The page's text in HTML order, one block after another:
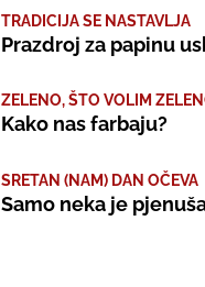
TRADICIJA SE NASTAVLJA
Prazdroj za papinu
ZELENO, ŠTO VOLIM
Kako nas farbaju?
SRETAN (NAM) DAN OČEVA
Samo neka je